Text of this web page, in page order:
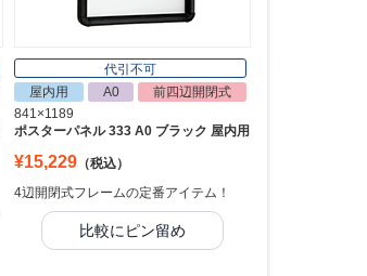
代引不可
屋内用
A0
前四辺開閉式
841×1189
ポスターパネル 333 A0 ブラック 屋内用
¥15,229 （税込）
4辺開閉式フレームの定番アイテム！
比較にピン留め